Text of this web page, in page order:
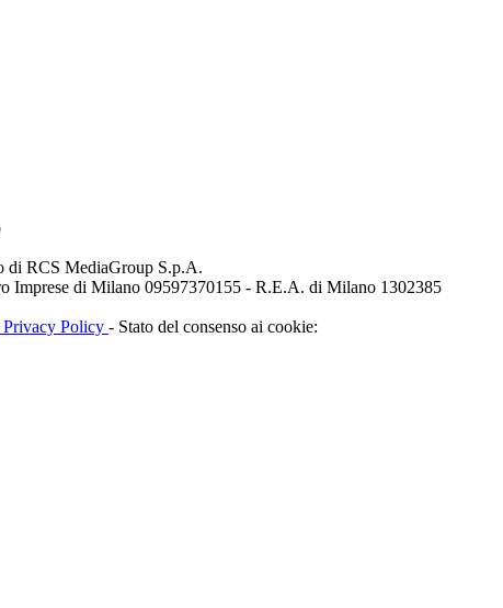
di RCS MediaGroup S.p.A.
Imprese di Milano 09597370155 - R.E.A. di Milano 1302385
Policy - Stato del consenso ai cookie: